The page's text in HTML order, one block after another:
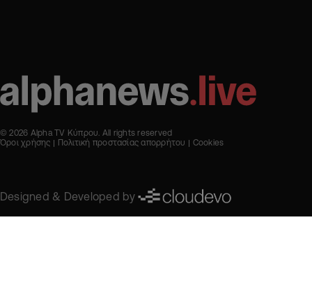
© 2026 Alpha TV Κύπρου. All rights reserved
Όροι χρήσης
Πολιτική προστασίας απορρήτου Cookies
Designed & Developed by